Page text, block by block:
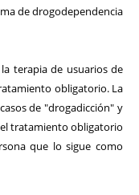
de drogodependencia
terapia de usuarios de
obligatorio. La
de "drogadicción" y
tratamiento obligatorio
que lo sigue como